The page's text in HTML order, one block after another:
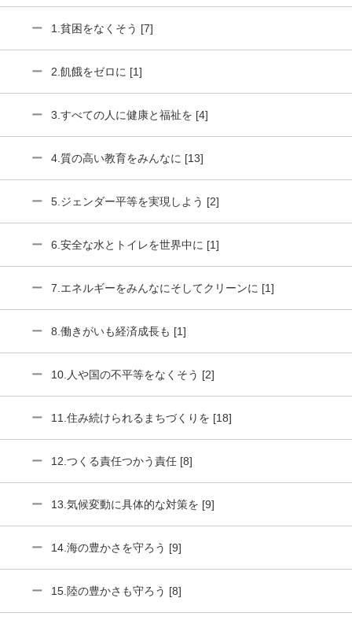
1.貧困をなくそう [7]
2.飢餓をゼロに [1]
3.すべての人に健康と福祉を [4]
4.質の高い教育をみんなに [13]
5.ジェンダー平等を実現しよう [2]
6.安全な水とトイレを世界中に [1]
7.エネルギーをみんなにそしてクリーンに [1]
8.働きがいも経済成長も [1]
10.人や国の不平等をなくそう [2]
11.住み続けられるまちづくりを [18]
12.つくる責任つかう責任 [8]
13.気候変動に具体的な対策を [9]
14.海の豊かさを守ろう [9]
15.陸の豊かさも守ろう [8]